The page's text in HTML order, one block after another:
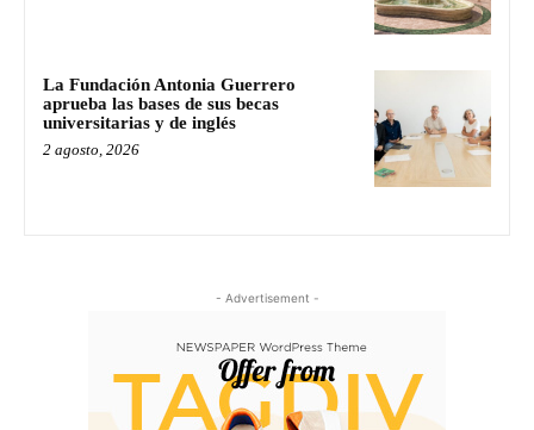
La Fundación Antonia Guerrero
aprueba las bases de sus becas
universitarias y de inglés
2 agosto, 2026
- Advertisement -